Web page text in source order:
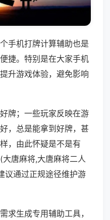
手机打牌计算辅助也是
捷。特别是在大家手机
升游戏体验，避免影响
牌；一些玩家反映在游
，总是能拿到好牌，甚
，由此怀疑是不是有
唐麻将,大唐麻将二人
议通过正规途径维护游
求生成专用辅助工具，